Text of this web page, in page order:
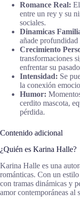
Romance Real:
entre un rey y su
sociales.
Dinamicas
añade
Crecimiento
transformaciones
enfrentar su
Intensidad: Se
la conexión
Humor:
cerdito mascota,
pérdida.
Contenido adicional
¿Quién es Karina Halle?
Karina Halle es una
románticas. Con un
con tramas dinámicas y
amor contemporáneas al